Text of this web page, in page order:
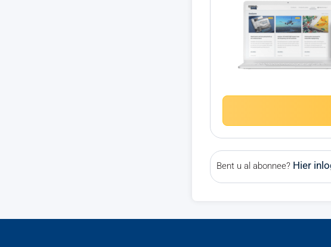
Bent u al abonnee? Hier